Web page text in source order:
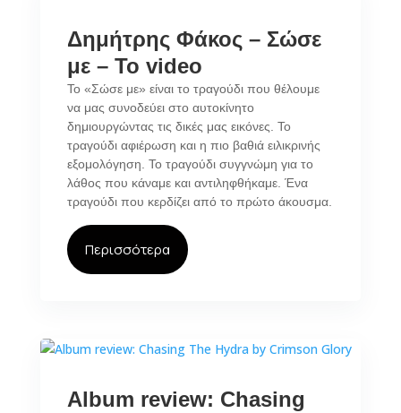
Δημήτρης Φάκος – Σώσε
με – Το video
Το «Σώσε με» είναι το τραγούδι που θέλουμε
να μας συνοδεύει στο αυτοκίνητο
δημιουργώντας τις δικές μας εικόνες. Το
τραγούδι αφιέρωση και η πιο βαθιά ειλικρινής
εξομολόγηση. Το τραγούδι συγγνώμη για το
λάθος που κάναμε και αντιληφθήκαμε. Ένα
τραγούδι που κερδίζει από το πρώτο άκουσμα.
Περισσότερα
Album review: Chasing